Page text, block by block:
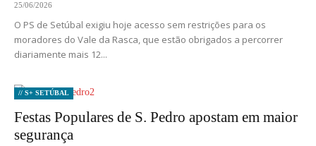
25/06/2026
O PS de Setúbal exigiu hoje acesso sem restrições para os
moradores do Vale da Rasca, que estão obrigados a percorrer
diariamente mais 12...
// S+ SETÚBAL
Festas Populares de S. Pedro apostam em maior
segurança